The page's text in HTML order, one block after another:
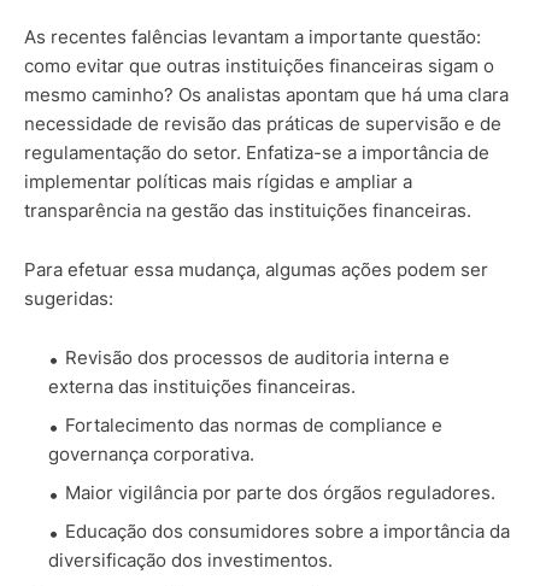
As recentes falências levantam a importante questão:
como evitar que outras instituições financeiras sigam o
mesmo caminho? Os analistas apontam que há uma clara
necessidade de revisão das práticas de supervisão e de
regulamentação do setor. Enfatiza-se a importância de
implementar políticas mais rígidas e ampliar a
transparência na gestão das instituições financeiras.
Para efetuar essa mudança, algumas ações podem ser
sugeridas:
Revisão dos processos de auditoria interna e
externa das instituições financeiras.
Fortalecimento das normas de compliance e
governança corporativa.
Maior vigilância por parte dos órgãos reguladores.
Educação dos consumidores sobre a importância da
diversificação dos investimentos.